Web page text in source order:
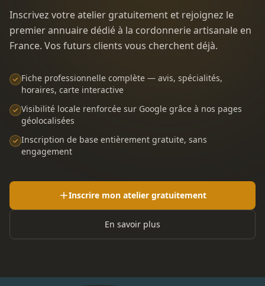
Inscrivez votre atelier gratuitement et rejoignez le
premier annuaire dédié à la cordonnerie artisanale en
France. Vos futurs clients vous cherchent déjà.
Fiche professionnelle complète — avis, spécialités,
horaires, carte interactive
Visibilité locale renforcée sur Google grâce à nos pages
géolocalisées
Inscription de base entièrement gratuite, sans
engagement
Inscrire mon atelier gratuitement
En savoir plus